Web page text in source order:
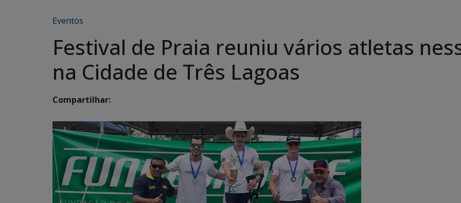
Eventos
Festival de Praia reuniu vários atletas
na Cidade de Três Lagoas
Compartilhar: